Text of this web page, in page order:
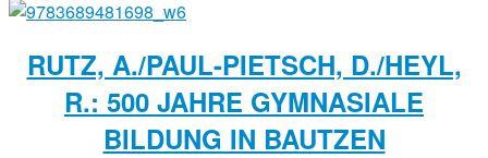
RUTZ, A./PAUL-PIETSCH, D./HEYL,
R.: 500 JAHRE GYMNASIALE
BILDUNG IN BAUTZEN